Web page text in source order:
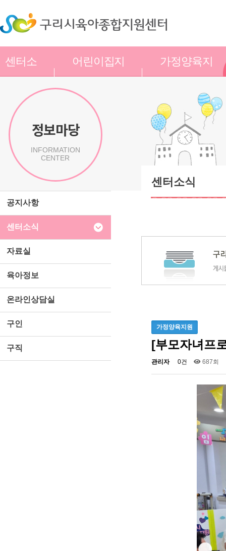
센터소
어린이집지
가정양육지
정보마당
INFORMATION
CENTER
공지사항
센터소식
자료실
육아정보
온라인상담실
구인
구직
센터소식
가정양육지원
[부모자녀프
관리자 0건 687회